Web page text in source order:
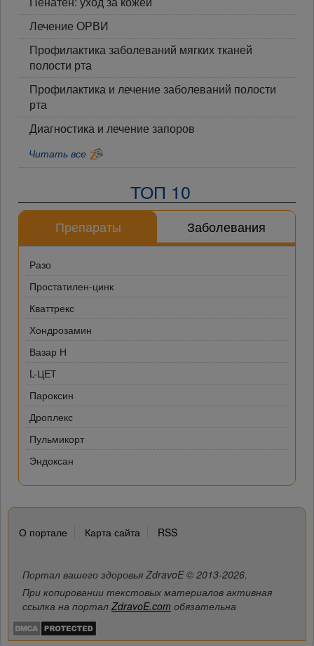
Лечение ОРВИ
Профилактика заболеваний мягких тканей
полости рта
Профилактика и лечение заболеваний полости
рта
Диагностика и лечение запоров
Читать все
ТОП 10
Препараты Заболевания
Разо
Простатилен-цинк
Кваттрекс
Хондрозамин
Вазар Н
L-ЦЕТ
Пароксин
Дроплекс
Пульмикорт
Эндоксан
О портале Карта сайта RSS
Портал вашего здоровья ZdravoE © 2013-2026.
При копировании текстовых материалов активная
ссылка на портал ZdravoE.com обязательна